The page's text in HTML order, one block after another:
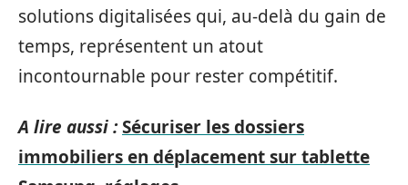
solutions digitalisées qui, au-delà du gain de
temps, représentent un atout
incontournable pour rester compétitif.
A lire aussi :Sécuriser les dossiers
immobiliers en déplacement sur tablette